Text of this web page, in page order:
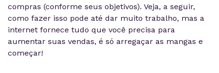
compras (conforme seus objetivos). Veja, a seguir,
como fazer isso pode até dar muito trabalho, mas a
internet fornece tudo que você precisa para
aumentar suas vendas, é só arregaçar as mangas e
começar!